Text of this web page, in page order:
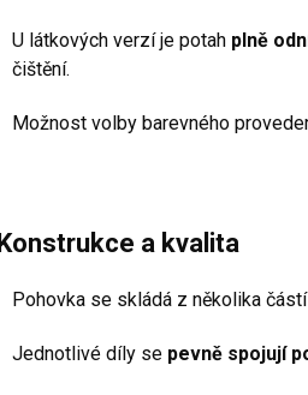
U látkových verzí je potah plně
čištění.
Možnost volby barevného
Konstrukce a kvalita
Pohovka se skládá z několika
Jednotlivé díly se pevně spojují